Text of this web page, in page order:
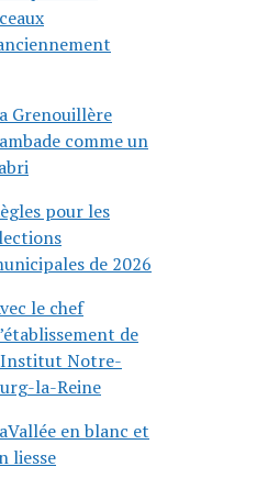
Grenouillère
comme un
pour les
de 2026
le chef
de
Notre-
la-Reine
en blanc et
liesse